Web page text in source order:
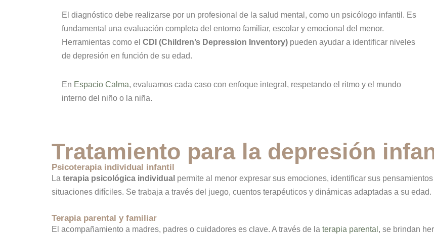
El diagnóstico debe realizarse por un profesional de la salud mental, como un psicólogo infantil. Es
fundamental una evaluación completa del entorno familiar, escolar y emocional del menor.
Herramientas como el CDI (Children’s Depression Inventory) pueden ayudar a identificar niveles
de depresión en función de su edad.
En Espacio Calma, evaluamos cada caso con enfoque integral, respetando el ritmo y el mundo
interno del niño o la niña.
Tratamiento para la depresión
Psicoterapia individual infantil
La terapia psicológica individual permite al menor expresar sus emociones, identificar sus
situaciones difíciles. Se trabaja a través del juego, cuentos terapéuticos y dinámicas adaptadas a su edad.
Terapia parental y familiar
El acompañamiento a madres, padres o cuidadores es clave. A través de la terapia parental , se brindan